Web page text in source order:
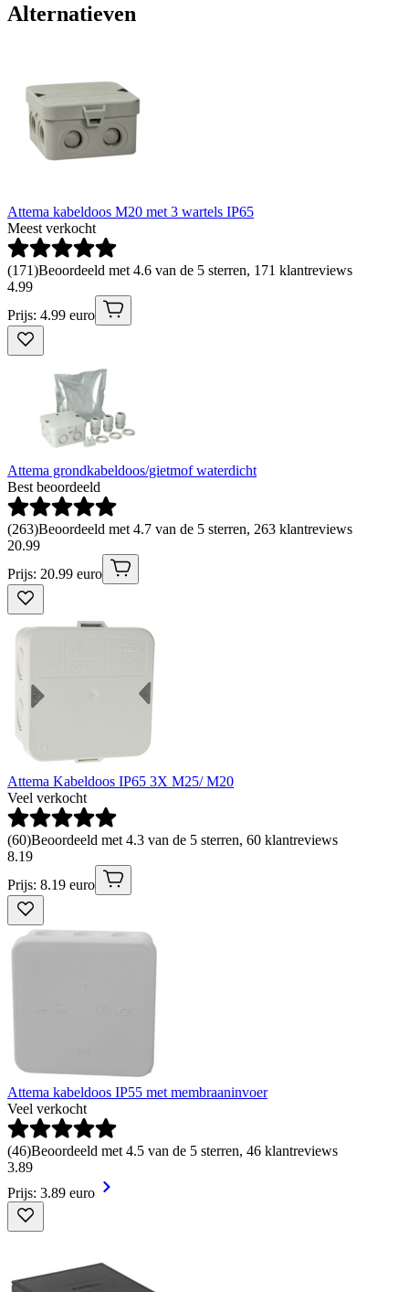
Alternatieven
Attema kabeldoos M20 met 3 wartels IP65
Meest verkocht
(171)Beoordeeld met 4.6 van de 5 sterren, 171 klantreviews
4.99
Prijs: 4.99 euro
Attema grondkabeldoos/gietmof waterdicht
Best beoordeeld
(263)Beoordeeld met 4.7 van de 5 sterren, 263 klantreviews
20.99
Prijs: 20.99 euro
Attema Kabeldoos IP65 3X M25/ M20
Veel verkocht
(60)Beoordeeld met 4.3 van de 5 sterren, 60 klantreviews
8.19
Prijs: 8.19 euro
Attema kabeldoos IP55 met membraaninvoer
Veel verkocht
(46)Beoordeeld met 4.5 van de 5 sterren, 46 klantreviews
3.89
Prijs: 3.89 euro